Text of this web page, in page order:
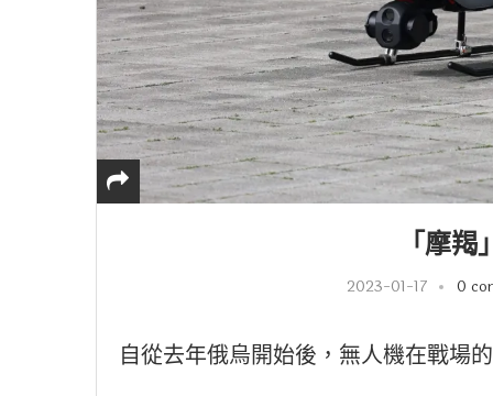
「摩
2023-01-17 0
自從去年俄烏開始後，無人機在戰場